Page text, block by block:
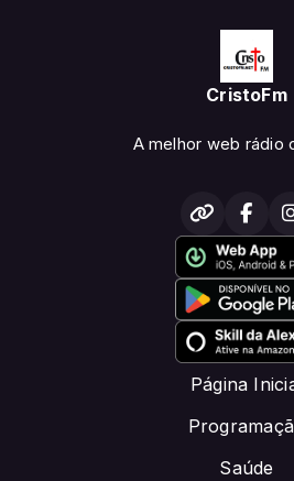
CristoFm
A melhor web rádio
Página
Saúde